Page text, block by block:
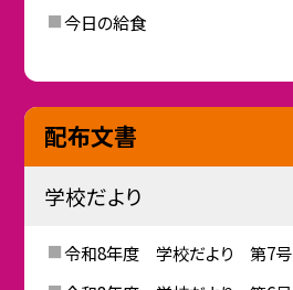
今日の給食
配布文書
学校だより
令和8年度 学校だより 第7号